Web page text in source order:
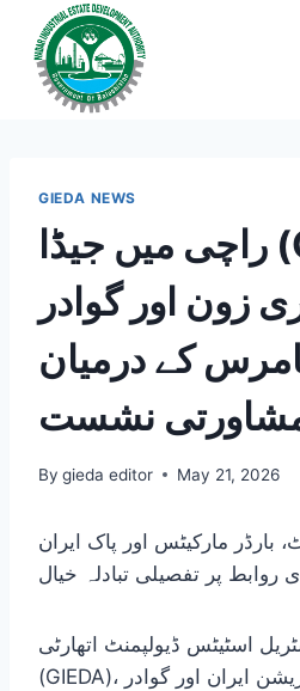
content
GIEDA NEWS
راچی میں جیڈا (GIEDA)،
زون اور گوادر
کے درمیان
مشاورتی نشست
By gieda editor May 21, 2026
بارڈر مارکیٹس اور پاک ایران
روابط پر تفصیلی تبادلہ خیال
اسٹیٹس ڈیولپمنٹ اتھارٹی
(GIEDA)، چابہار فری زون آرگنائزیشن ایران اور گوادر